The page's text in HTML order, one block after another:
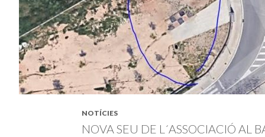
NOTÍCIES
NOVA SEU DE L´ASSOCIACIÓ AL